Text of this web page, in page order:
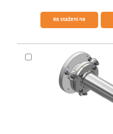
Ke stažení na